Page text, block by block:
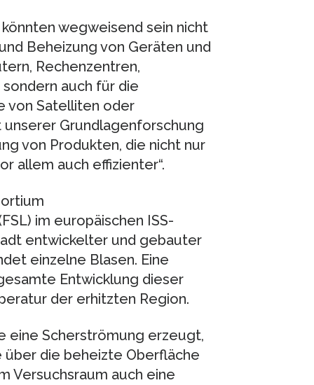
wegweisend sein nicht
Beheizung von Geräten und
Rechenzentren,
auch für die
von Satelliten oder
unserer Grundlagenforschung
von Produkten, die nicht nur
allem auch effizienter“.
im europäischen ISS-
entwickelter und gebauter
einzelne Blasen. Eine
Entwicklung dieser
der erhitzten Region.
eine Scherströmung erzeugt,
über die beheizte Oberfläche
Versuchsraum auch eine